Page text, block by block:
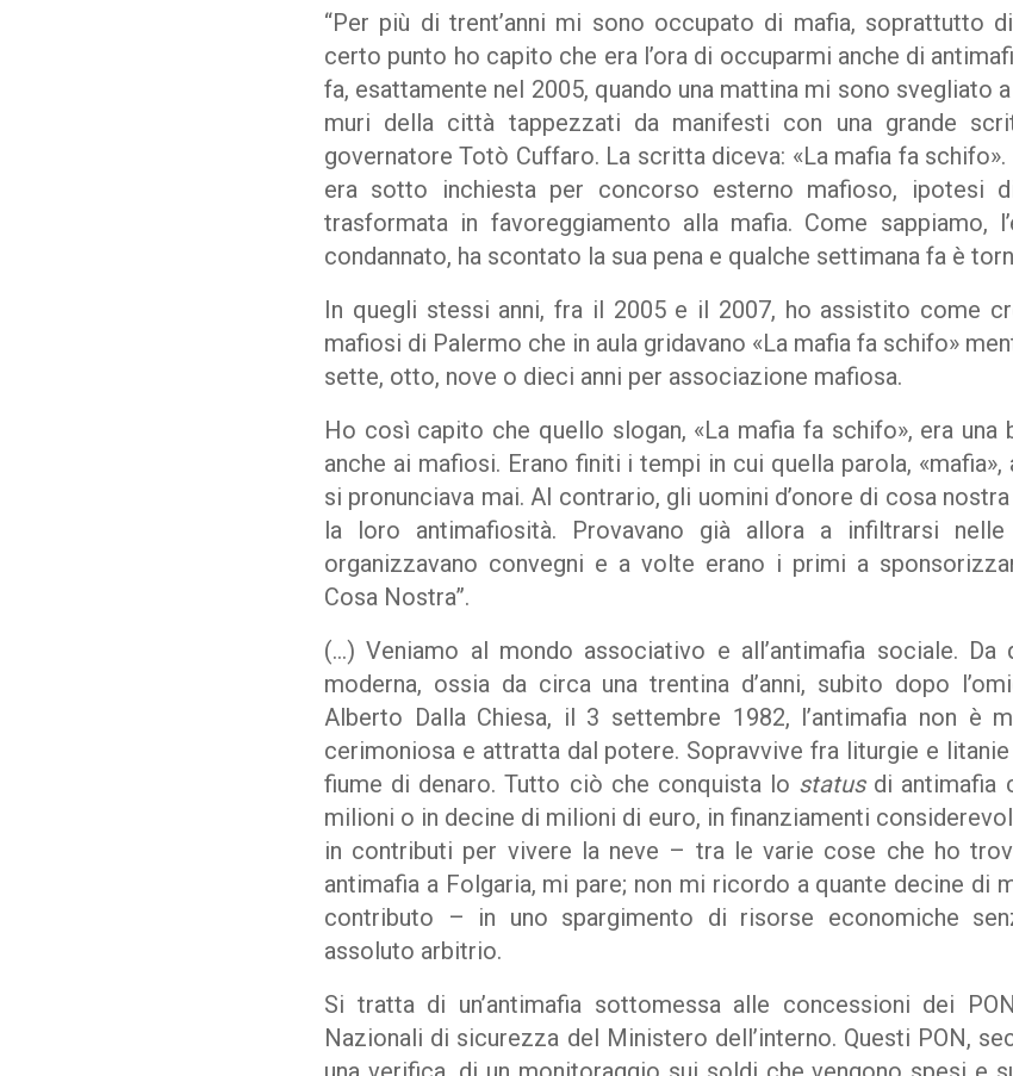
“Per più di trent’anni mi sono occupato di mafia, soprattutto
certo punto ho capito che era l’ora di occuparmi anche di
fa, esattamente nel 2005, quando una mattina mi sono svegliato
muri della città tappezzati da manifesti con una grande
governatore Totò Cuffaro. La scritta diceva: «La mafia fa
era sotto inchiesta per concorso esterno mafioso, ipotesi
trasformata in favoreggiamento alla mafia. Come sappiamo,
condannato, ha scontato la sua pena e qualche settimana fa è
In quegli stessi anni, fra il 2005 e il 2007, ho assistito come
mafiosi di Palermo che in aula gridavano «La mafia fa schifo»
sette, otto, nove o dieci anni per associazione mafiosa.
Ho così capito che quello slogan, «La mafia fa schifo», era una
anche ai mafiosi. Erano finiti i tempi in cui quella parola,
si pronunciava mai. Al contrario, gli uomini d’onore di cosa
la loro antimafiosità. Provavano già allora a infiltrarsi nelle
organizzavano convegni e a volte erano i primi a
Cosa Nostra”.
(…) Veniamo al mondo associativo e all’antimafia sociale. Da
moderna, ossia da circa una trentina d’anni, subito dopo
Alberto Dalla Chiesa, il 3 settembre 1982, l’antimafia non è
cerimoniosa e attratta dal potere. Sopravvive fra liturgie e
fiume di denaro. Tutto ciò che conquista lo status di antimafia
milioni o in decine di milioni di euro, in finanziamenti
in contributi per vivere la neve – tra le varie cose che ho
antimafia a Folgaria, mi pare; non mi ricordo a quante decine di
contributo – in uno spargimento di risorse economiche
assoluto arbitrio.
Si tratta di un’antimafia sottomessa alle concessioni dei
Nazionali di sicurezza del Ministero dell’interno. Questi PON,